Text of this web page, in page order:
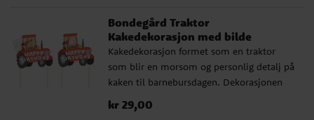
er en leken og dekorativ detalj som raskt
gir bakverkene et ekstra fint preg.
Bondegård Traktor
Kakedekorasjon med bilde
Kakedekorasjon formet som en traktor
som blir en morsom og personlig detalj på
kaken til barnebursdagen. Dekorasjonen
har teksten Happy Birthday og en smart
åpning der du kan sette inn et eget bilde,
Pris:kr 29,00
kr 29,00